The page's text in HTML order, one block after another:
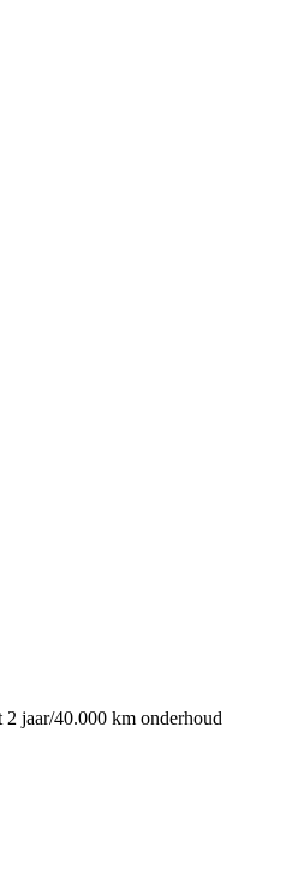
jaar/40.000 km onderhoud